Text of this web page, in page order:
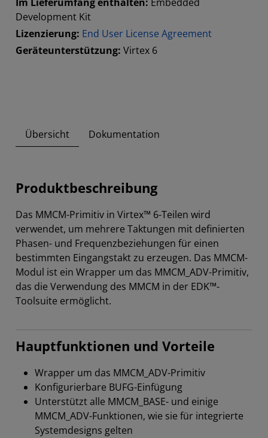
Development Kit
Lizenzierung: End User License Agreement
Geräteunterstützung: Virtex 6
Übersicht Dokumentation
Produktbeschreibung
Das MMCM-Primitiv in Virtex™ 6-Teilen wird
verwendet, um mehrere Taktungen mit definierten
Phasen- und Frequenzbeziehungen für einen
bestimmten Eingangstakt zu erzeugen. Das MMCM-
Modul ist ein Wrapper um das MMCM_ADV-Primitiv,
das die Verwendung des MMCM in der EDK™-
Toolsuite ermöglicht.
Hauptfunktionen und Vorteile
Wrapper um das MMCM_ADV-Primitiv
Konfigurierbare BUFG-Einfügung
Unterstützt alle MMCM_BASE- und einige
MMCM_ADV-Funktionen, wie sie für integrierte
Systemdesigns gelten